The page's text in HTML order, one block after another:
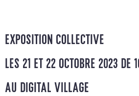
EXPOSITION COLLECTIVE
LES 21 ET 22 OCTOBRE 2023 DE
AU DIGITAL VILLAGE